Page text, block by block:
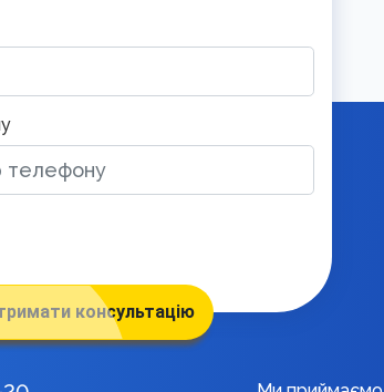
консультацію